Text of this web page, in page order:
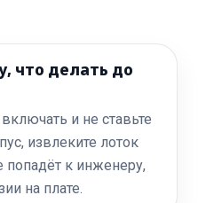
что делать до
и не ставьте
извлеките лоток
к инженеру,
на плате.